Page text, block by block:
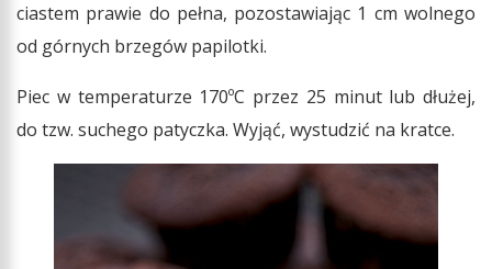
ciastem prawie do pełna, pozostawiając 1 cm wolnego
od górnych brzegów papilotki.
Piec w temperaturze 170ºC przez 25 minut lub dłużej,
do tzw. suchego patyczka. Wyjąć, wystudzić na kratce.